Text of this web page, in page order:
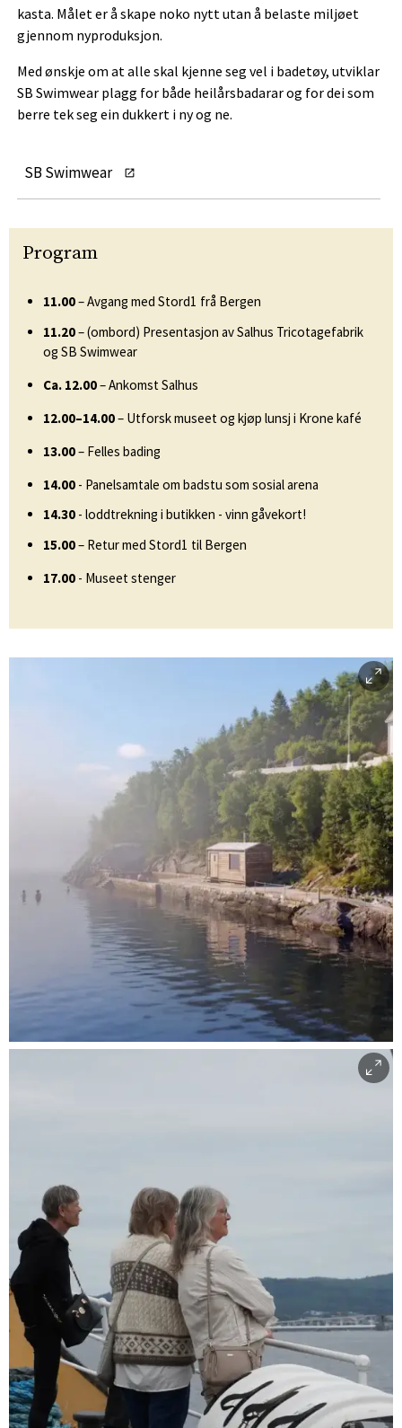
kasta. Målet er å skape noko nytt utan å belaste miljøet
gjennom nyproduksjon.
Med ønskje om at alle skal kjenne seg vel i badetøy, utviklar
SB Swimwear plagg for både heilårsbadarar og for dei som
berre tek seg ein dukkert i ny og ne.
SB Swimwear
Program
11.00– Avgang med Stord1 frå Bergen
11.20– (ombord) Presentasjon av Salhus Tricotagefabrik
og SB Swimwear
Ca. 12.00– Ankomst Salhus
12.00–14.00– Utforsk museet og kjøp lunsj i Krone kafé
13.00– Felles bading
14.00 - Panelsamtale om badstu som sosial arena
14.30 - loddtrekning i butikken - vinn gåvekort!
15.00– Retur med Stord1 til Bergen
17.00 - Museet stenger
Skissetegning av badstu i Salhus